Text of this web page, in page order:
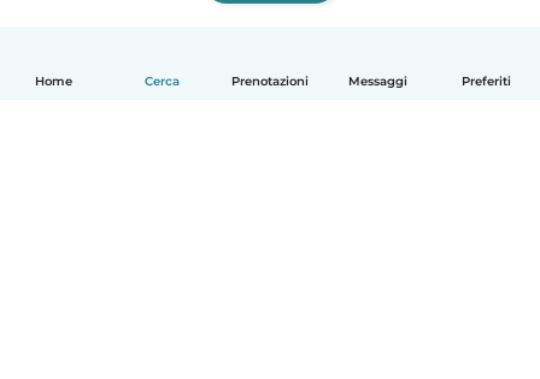
Home Cerca Prenotazioni Messaggi Preferiti